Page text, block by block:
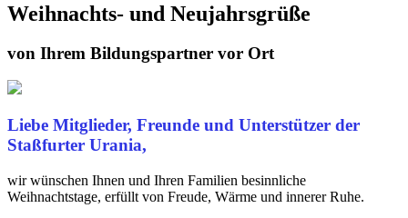
͏Weihnachts- und Neujahrsgrüße
von Ihrem Bildungspartner vor Ort
Liebe Mitglieder, Freunde und Unterstützer der
Staßfurter Urania,
wir wünschen Ihnen und Ihren Familien besinnliche
Weihnachtstage, erfüllt von Freude, Wärme und innerer Ruhe.